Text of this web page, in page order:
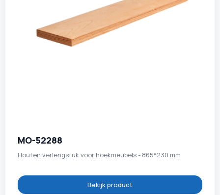
MO-52288
Houten verlengstuk voor hoekmeubels - 865*230 mm
Bekijk product